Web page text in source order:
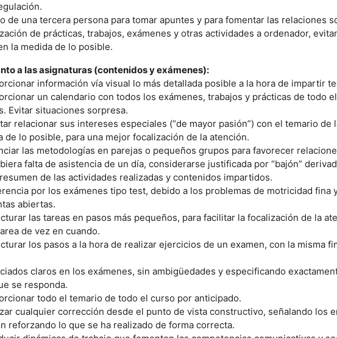
de una tercera persona para tomar apuntes y para fomentar las relaciones
de prácticas, trabajos, exámenes y otras actividades a ordenador,
la medida de lo posible.
a las asignaturas (contenidos y exámenes):
información vía visual lo más detallada posible a la hora de impartir
un calendario con todos los exámenes, trabajos y prácticas de todo
Evitar situaciones sorpresa.
relacionar sus intereses especiales (“de mayor pasión”) con el temario de
de lo posible, para una mejor focalización de la atención.
las metodologías en parejas o pequeños grupos para favorecer
falta de asistencia de un día, considerarse justificada por “bajón”
de las actividades realizadas y contenidos impartidos.
por los exámenes tipo test, debido a los problemas de motricidad fina
abiertas.
las tareas en pasos más pequeños, para facilitar la focalización de la
de vez en cuando.
los pasos a la hora de realizar ejercicios de un examen, con la misma
claros en los exámenes, sin ambigüedades y especificando
se responda.
todo el temario de todo el curso por anticipado.
cualquier corrección desde el punto de vista constructivo, señalando los
reforzando lo que se ha realizado de forma correcta.